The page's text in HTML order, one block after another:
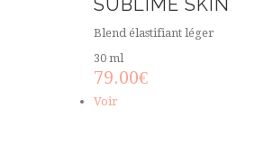
Blend élastifiant léger
30 ml
79.00€
Voir